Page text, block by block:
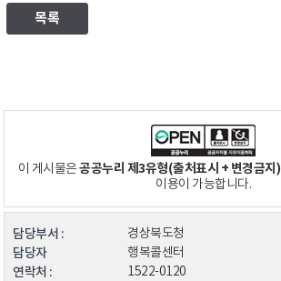
목록
이 게시물은공공누리 제3유형(출처표시 + 변경금지)
이용이 가능합니다.
담당부서 : 경상북도청
담당자 행복콜센터
연락처 : 1522-0120